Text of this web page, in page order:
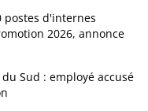
postes d'internes
2026, annonce
Sud : employé accusé